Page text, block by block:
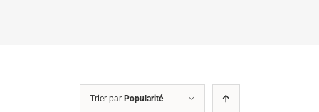
Trier par Popularité